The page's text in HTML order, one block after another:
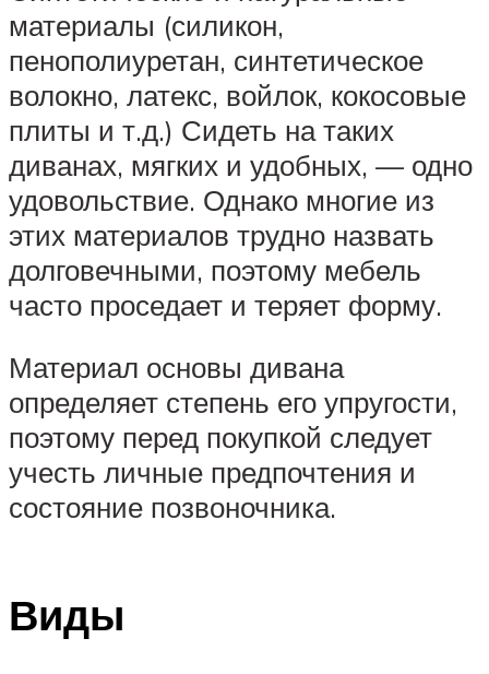
материалы (силикон,
пенополиуретан, синтетическое
волокно, латекс, войлок, кокосовые
плиты и т.д.) Сидеть на таких
диванах, мягких и удобных, — одно
удовольствие. Однако многие из
этих материалов трудно назвать
долговечными, поэтому мебель
часто проседает и теряет форму.
Материал основы дивана
определяет степень его упругости,
поэтому перед покупкой следует
учесть личные предпочтения и
состояние позвоночника.
Виды